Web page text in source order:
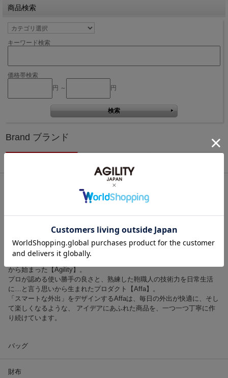
商品検索
キーワード検索
価格帯検索
円 ～
円
Brand ブランド
東京の下町、日暮里にある工房。プロが使用するツールバッグを作る事
から始まった【Agility】。
プロが認める使い勝手の良さと、熟練した鞄職人の技術力を日常生活
に…と言う思いから生まれたプロダクト【Affa】。
「スマートな外出」をデザインするAffaは、毎日の外出が快適に、そし
て楽しくなるような、 アイデアにあふれた商品を、一つ一つ丁寧に作
り続けています。
バッグ
財布